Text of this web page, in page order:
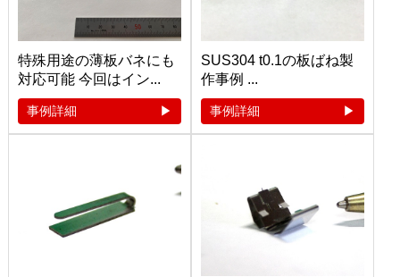
特殊用途の薄板バネにも
対応可能 今回はイン...
事例詳細
SUS304 t0.1の板ばね製
作事例 ...
事例詳細